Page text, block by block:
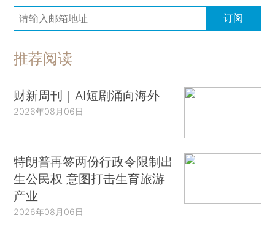
订阅
推荐阅读
财新周刊｜AI短剧涌向海外
2026年08月06日
特朗普再签两份行政令限制出
生公民权 意图打击生育旅游
产业
2026年08月06日